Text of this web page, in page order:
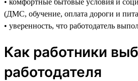
(ДМС, обучение, оплата дороги и
• уверенность, что работодатель
Как работники
работодателя